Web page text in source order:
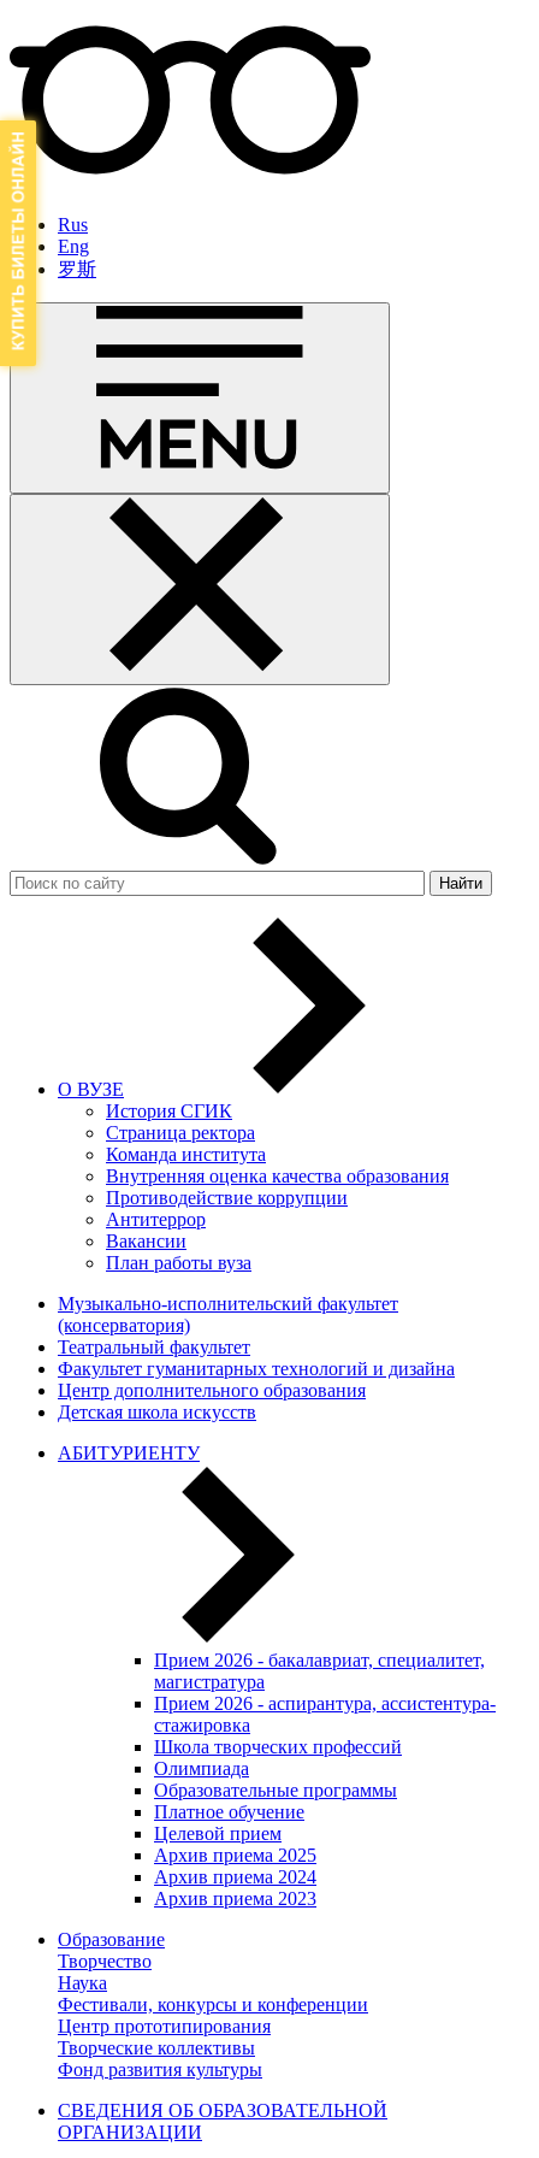
Rus
Eng
罗斯
Найти
О ВУЗЕ
История СГИК
Страница ректора
Команда института
Внутренняя оценка качества образования
Противодействие коррупции
Антитеррор
Вакансии
План работы вуза
Музыкально-исполнительский факультет
(консерватория)
Театральный факультет
Факультет гуманитарных технологий и дизайна
Центр дополнительного образования
Детская школа искусств
АБИТУРИЕНТУ
Прием 2026 - бакалавриат, специалитет,
магистратура
Прием 2026 - аспирантура, ассистентура-
стажировка
Школа творческих профессий
Олимпиада
Образовательные программы
Платное обучение
Целевой прием
Архив приема 2025
Архив приема 2024
Архив приема 2023
Образование
Творчество
Наука
Фестивали, конкурсы и конференции
Центр прототипирования
Творческие коллективы
Фонд развития культуры
СВЕДЕНИЯ ОБ ОБРАЗОВАТЕЛЬНОЙ
ОРГАНИЗАЦИИ